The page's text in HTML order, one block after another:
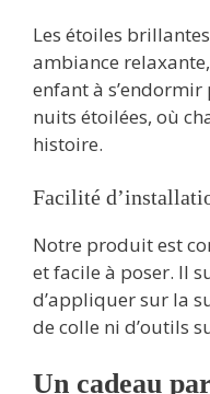
Les étoiles
ambiance
enfant à
nuits étoilées, où
histoire.
Facilité
Notre produit est
et facile à poser. Il
d’appliquer sur la
de colle ni d’outils
Un cadeau